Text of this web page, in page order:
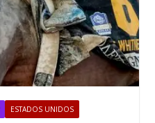
ESTADOS UNIDOS